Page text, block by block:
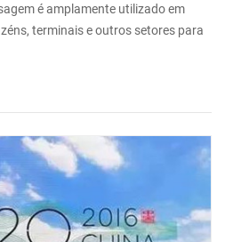
é amplamente utilizado em
terminais e outros setores para
de pesagem. Eletrônico
escala eletrônica ferroviário
escalas, escalas de aço, etc.,
pesando sensores, instrumentos